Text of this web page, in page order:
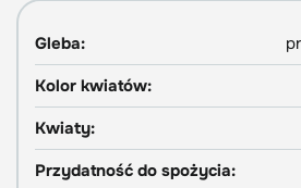
Gleba:
Kolor kwiatów:
Kwiaty:
Przydatność do spożycia: